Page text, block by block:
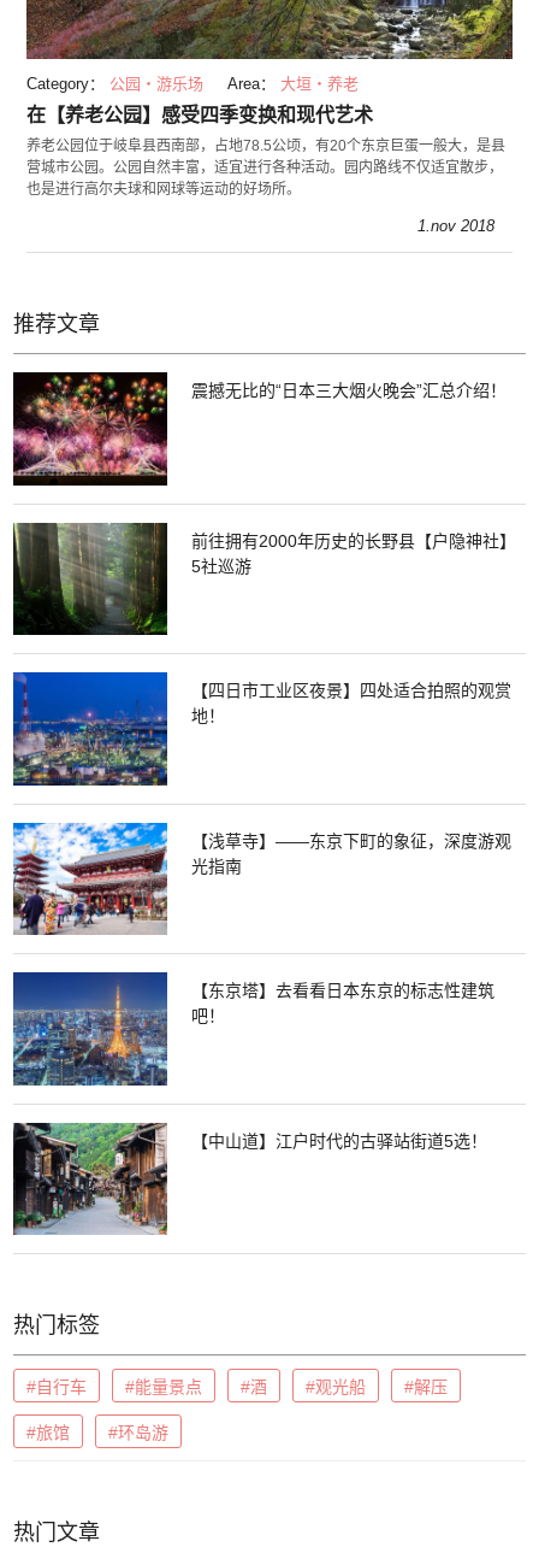
Category： 公园・游乐场 Area： 大垣・养老
在【养老公园】感受四季变换和现代艺术
养老公园位于岐阜县西南部，占地78.5公顷，有20个东京巨蛋一般大，是县
营城市公园。公园自然丰富，适宜进行各种活动。园内路线不仅适宜散步，
也是进行高尔夫球和网球等运动的好场所。
1.nov 2018
推荐文章
震撼无比的“日本三大烟火晚会”汇总介绍！
前往拥有2000年历史的长野县【户隐神社】
5社巡游
【四日市工业区夜景】四处适合拍照的观赏
地！
【浅草寺】——东京下町的象征，深度游观
光指南
【东京塔】去看看日本东京的标志性建筑
吧！
【中山道】江户时代的古驿站街道5选！
热门标签
#自行车 #能量景点 #酒 #观光船 #解压
#旅馆 #环岛游
热门文章